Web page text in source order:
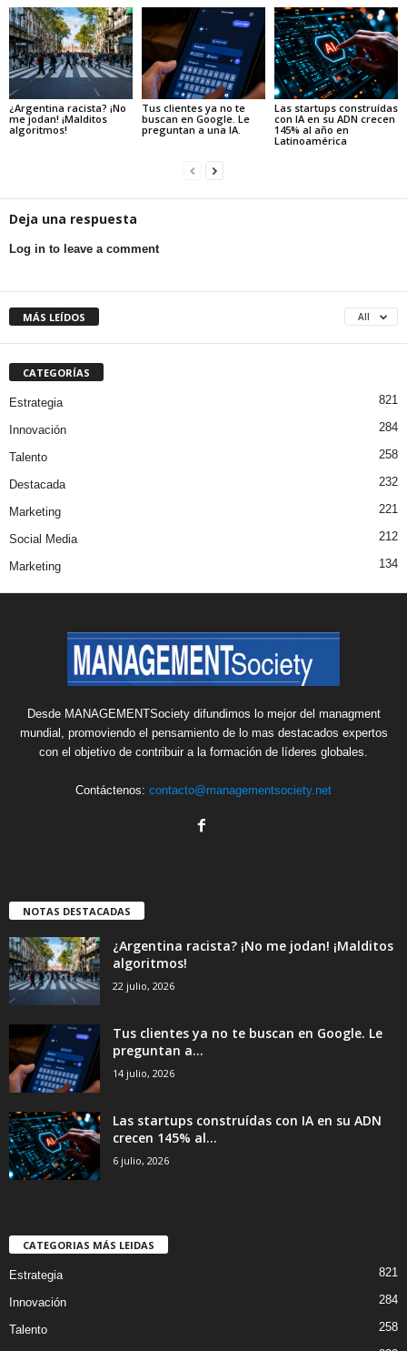
¿Argentina racista? ¡No
me jodan! ¡Malditos
algoritmos!
Tus clientes ya no te
buscan en Google. Le
preguntan a una IA.
Las startups construídas
con IA en su ADN crecen
145% al año en
Latinoamérica
Deja una respuesta
Log in to leave a comment
MÁS LEÍDOS All
CATEGORÍAS
Estrategia 821
Innovación 284
Talento 258
Destacada 232
Marketing 221
Social Media 212
Marketing 134
Desde MANAGEMENTSociety difundimos lo mejor del managment
mundial, promoviendo el pensamiento de lo mas destacados expertos
con el objetivo de contribuir a la formación de líderes globales.
Contáctenos: contacto@managementsociety.net
NOTAS DESTACADAS
¿Argentina racista? ¡No me jodan! ¡Malditos
algoritmos!
22 julio, 2026
Tus clientes ya no te buscan en Google. Le
preguntan a...
14 julio, 2026
Las startups construídas con IA en su ADN
crecen 145% al...
6 julio, 2026
CATEGORIAS MÁS LEIDAS
Estrategia 821
Innovación 284
Talento 258